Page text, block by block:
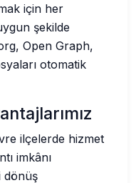
için her
şekilde
Open Graph,
otomatik
ilçelerde hizmet
imkânı
dönüş